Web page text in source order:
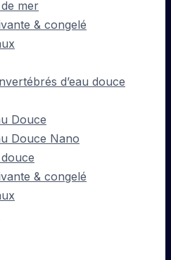
mer
& congelé
d’eau douce
Douce
Douce Nano
& congelé